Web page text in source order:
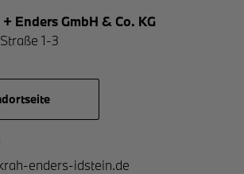
Enders GmbH & Co. KG
1-3
enders-idstein.de